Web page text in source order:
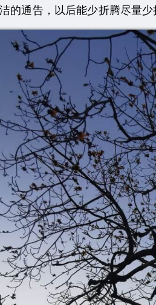
通告，以后能少折腾尽量少